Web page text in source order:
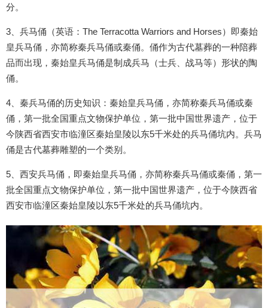
分。
3、兵马俑（英语：The Terracotta Warriors and Horses）即秦始
皇兵马俑，亦简称秦兵马俑或秦俑。俑作为古代墓葬的一种陪葬
品而出现，秦始皇兵马俑是制成兵马（士兵、战马等）形状的陶
俑。
4、秦兵马俑的历史知识：秦始皇兵马俑，亦简称秦兵马俑或秦
俑，第一批全国重点文物保护单位，第一批中国世界遗产，位于
今陕西省西安市临潼区秦始皇陵以东5千米处的兵马俑坑内。兵马
俑是古代墓葬雕塑的一个类别。
5、西安兵马俑，即秦始皇兵马俑，亦简称秦兵马俑或秦俑，第一
批全国重点文物保护单位，第一批中国世界遗产，位于今陕西省
西安市临潼区秦始皇陵以东5千米处的兵马俑坑内。